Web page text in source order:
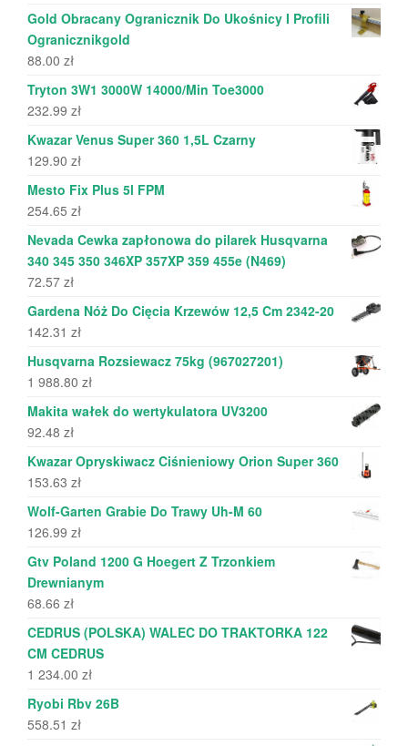
Gold Obracany Ogranicznik Do Ukośnicy I Profili
Ogranicznikgold
88.00 zł
Tryton 3W1 3000W 14000/Min Toe3000
232.99 zł
Kwazar Venus Super 360 1,5L Czarny
129.90 zł
Mesto Fix Plus 5l FPM
254.65 zł
Nevada Cewka zapłonowa do pilarek Husqvarna
340 345 350 346XP 357XP 359 455e (N469)
72.57 zł
Gardena Nóż Do Cięcia Krzewów 12,5 Cm 2342-20
142.31 zł
Husqvarna Rozsiewacz 75kg (967027201)
1 988.80 zł
Makita wałek do wertykulatora UV3200
92.48 zł
Kwazar Opryskiwacz Ciśnieniowy Orion Super 360
153.63 zł
Wolf-Garten Grabie Do Trawy Uh-M 60
126.99 zł
Gtv Poland 1200 G Hoegert Z Trzonkiem
Drewnianym
68.66 zł
CEDRUS (POLSKA) WALEC DO TRAKTORKA 122
CM CEDRUS
1 234.00 zł
Ryobi Rbv 26B
558.51 zł